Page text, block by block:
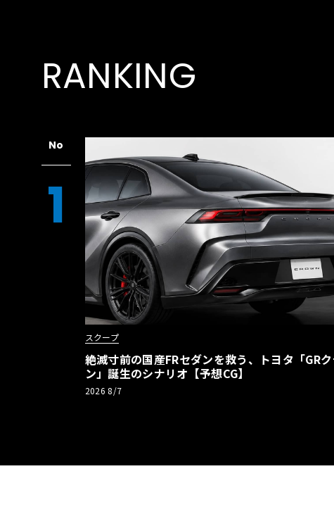
RANKING
No
1
スクープ
絶滅寸前の国産FRセダンを救う、トヨタ「GR
ン」誕生のシナリオ【予想CG】
2026 8/7